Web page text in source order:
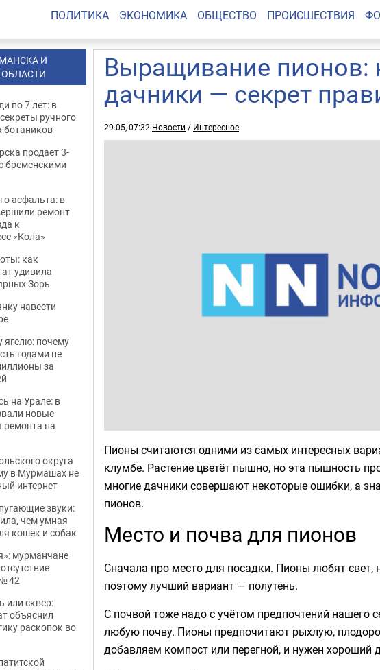
ПОЛИТИКА ЭКОНОМИКА ОБЩЕСТВО ПРОИСШЕСТВИЯ
Выращивание пионов:
дачники — секрет
29.05, 07:32 Новости / Интересное
Пионы считаются одними из самых интересных
клумбе. Растение цветёт пышно, но эта пышность
многие дачники совершают некоторые ошибки, а
пионов.
Место и почва для пионов
Сначала про место для посадки. Пионы любят
поэтому лучший вариант — полутень.
С почвой тоже надо с учётом предпочтений нашего
любую почву. Пионы предпочитают рыхлую,
добавляем компост или перегной, и нужен хороший
И
по 7 лет: в
ручного
ботаников
продает 3-
бременскими
асфальта: в
ремонт
к
«Кола»
как
удивила
Зорь
навести
ягелю: почему
годами не
за
на Урале: в
новые
ремонта на
округа
в Мурмашах не
интернет
звуки:
чем умная
кошек и собак
мурманчане
42
или сквер:
объяснил
раскопок во